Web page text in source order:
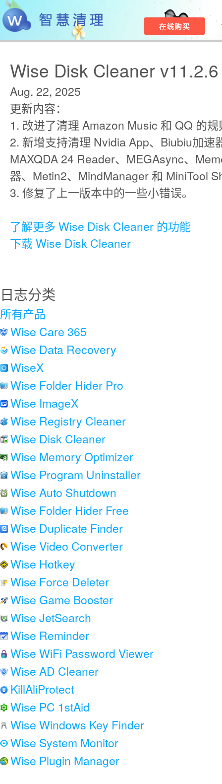
Wise Disk Cleaner v11.2.6
Aug. 22, 2025
更新内容：
1. 改进了清理 Amazon Music 和 QQ 的
2. 新增支持清理 Nvidia App、Biubiu加速
MAXQDA 24 Reader、MEGAsync、
器、Metin2、MindManager 和 MiniTool
3. 修复了上一版本中的一些小错误。
了解更多 Wise Disk Cleaner 的功能
下载 Wise Disk Cleaner
日志分类
所有产品
Wise Care 365
Wise Data Recovery
WiseX
Wise Folder Hider Pro
Wise ImageX
Wise Registry Cleaner
Wise Disk Cleaner
Wise Memory Optimizer
Wise Program Uninstaller
Wise Auto Shutdown
Wise Folder Hider Free
Wise Duplicate Finder
Wise Video Converter
Wise Hotkey
Wise Force Deleter
Wise Game Booster
Wise JetSearch
Wise Reminder
Wise WiFi Password Viewer
Wise AD Cleaner
KillAliProtect
Wise PC 1stAid
Wise Windows Key Finder
Wise System Monitor
Wise Plugin Manager